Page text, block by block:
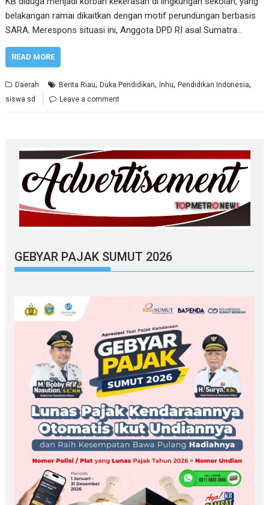
belakangan ramai dikaitkan dengan motif perundungan berbasis
SARA. Merespons situasi ini, Anggota DPD RI asal Sumatra…
READ MORE
Daerah Berita Riau,Duka Pendidikan,Inhu,Pendidikan Indonesia,
siswa sd Leave a comment
GEBYAR PAJAK SUMUT 2026